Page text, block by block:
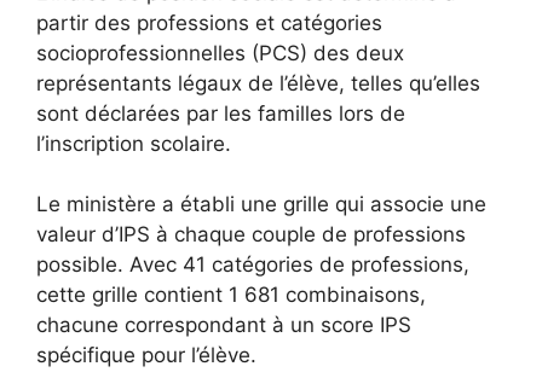
partir des professions et catégories
socioprofessionnelles (PCS) des deux
représentants légaux de l’élève, telles qu’elles
sont déclarées par les familles lors de
l’inscription scolaire.
Le ministère a établi une grille qui associe une
valeur d’IPS à chaque couple de professions
possible. Avec 41 catégories de professions,
cette grille contient 1 681 combinaisons,
chacune correspondant à un score IPS
spécifique pour l’élève.